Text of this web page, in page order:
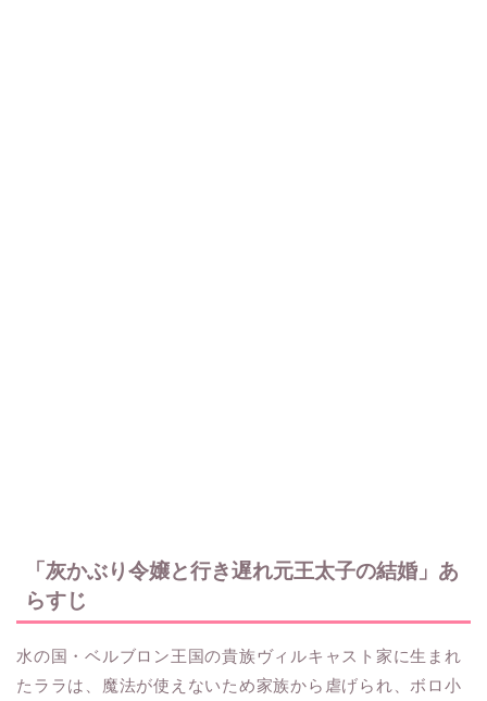
「灰かぶり令嬢と行き遅れ元王太子の結婚」あ
らすじ
水の国・ベルブロン王国の貴族ヴィルキャスト家に生まれ
たララは、魔法が使えないため家族から虐げられ、ボロ小